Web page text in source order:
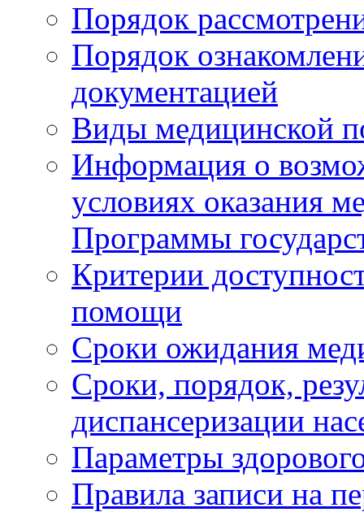
Порядок
Порядок
документацией
Виды медицинской
Информация о
условиях оказания
Программы
Критерии
помощи
Сроки ожидания
Сроки, порядок,
диспансеризации
Параметры
Правила записи на